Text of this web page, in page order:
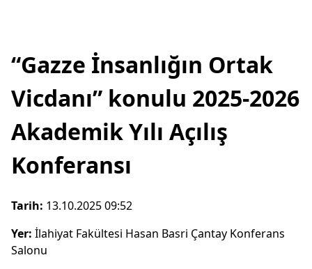
“Gazze İnsanlığın Ortak
Vicdanı” konulu 2025-2026
Akademik Yılı Açılış
Konferansı
Tarih: 13.10.2025 09:52
Yer: İlahiyat Fakültesi Hasan Basri Çantay Konferans
Salonu